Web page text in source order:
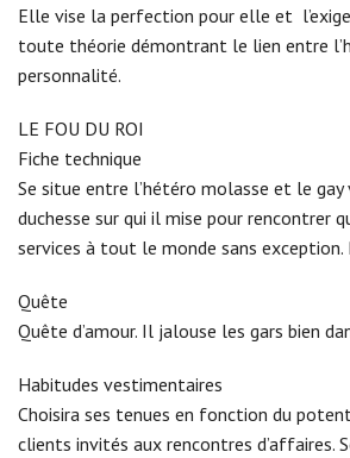
Elle vise la perfection pour elle et
toute théorie démontrant le lien entre
personnalité.
LE FOU DU ROI
Fiche technique
Se situe entre l’hétéro molasse et le gay
duchesse sur qui il mise pour rencontrer
services à tout le monde sans
Quête
Quête d’amour. Il jalouse les gars bien
Habitudes vestimentaires
Choisira ses tenues en fonction du
clients invités aux rencontres d’affaires.